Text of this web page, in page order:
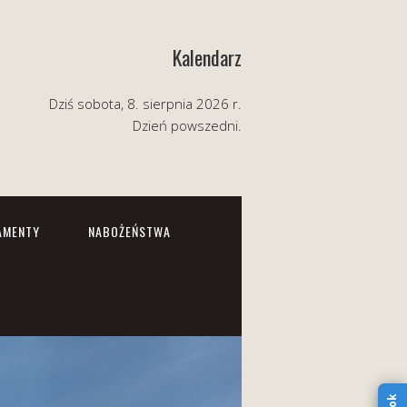
Kalendarz
Dziś sobota, 8. sierpnia 2026 r.
Dzień powszedni.
NABOŻEŃSTWA